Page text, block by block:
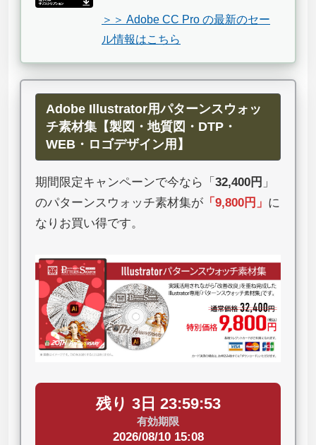
＞＞ Adobe CC Pro の最新のセー
ル情報はこちら
Adobe Illustrator用パターンスウォッ
チ素材集【製図・地質図・DTP・
WEB・ロゴデザイン用】
期間限定キャンペーンで今なら「 32,400円 」
のパターンスウォッチ素材集が 「 9,800円 」 に
なりお買い得です。
残り 3日 23:59:52
有効期限
2026/08/10 15:08